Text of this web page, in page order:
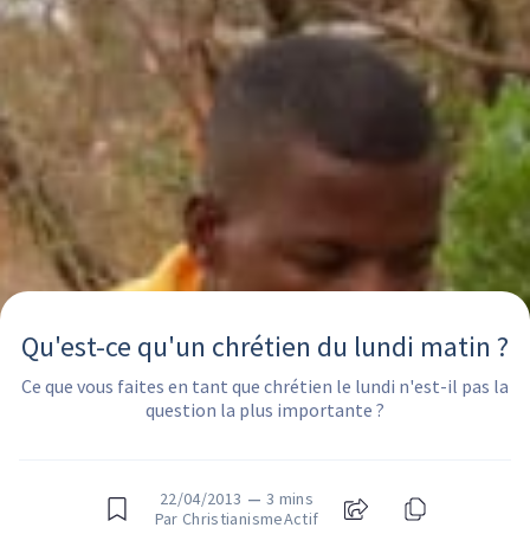
Qu'est-ce qu'un chrétien du lundi matin ?
Ce que vous faites en tant que chrétien le lundi n'est-il pas la
question la plus importante ?
22/04/2013 — 3 mins
Par ChristianismeActif